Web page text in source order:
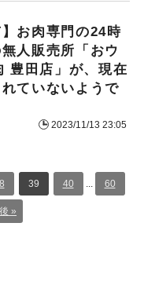
】お肉専門の24時
人販売所「おウ
豊田店」が、現在
ていないようで
2023/11/13 23:05
39 40 60
»